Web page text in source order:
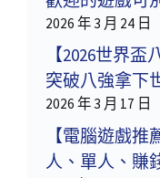
2026 年 3 月 24 日
【2026世界
突破八強拿下
2026 年 3 月 17 日
【電腦遊戲
人、單人、賺